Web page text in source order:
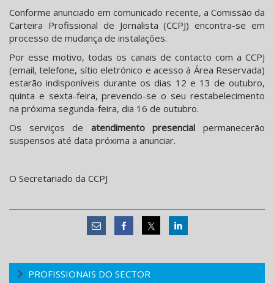
Conforme anunciado em comunicado recente, a Comissão da
Carteira Profissional de Jornalista (CCPJ) encontra-se em
processo de mudança de instalações.
Por esse motivo, todas os canais de contacto com a CCPJ
(email, telefone, sítio eletrónico e acesso à Área Reservada)
estarão indisponíveis durante os dias 12 e 13 de outubro,
quinta e sexta-feira, prevendo-se o seu restabelecimento
na próxima segunda-feira, dia 16 de outubro.
Os serviços de atendimento presencial permanecerão
suspensos até data próxima a anunciar.
O Secretariado da CCPJ
PROFISSIONAIS DO SECTOR